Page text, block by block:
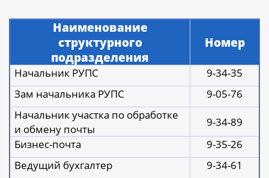
Наименование
структурного
подразделения
Номер
Начальник РУПС
9-34-35
Зам начальника РУПС
9-05-76
Начальник участка по обработке
и обмену почты
9-34-89
Бизнес-почта
9-35-26
Ведущий бухгалтер
9-34-61